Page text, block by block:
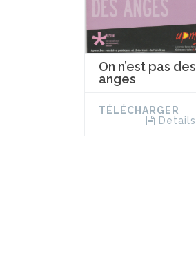
On n’est pas des
anges
TÉLÉCHARGER
Details